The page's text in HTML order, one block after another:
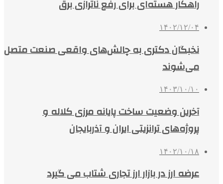
راهکار هسته‌ای برای رفع ناترازی برق
۱۴۰۲/۱۲/۰۴
نخبگان دکتری به چالش‌های واقعی صنعت متصل
می‌شوند
۱۴۰۳/۱۰/۱۰
آخرین وضعیت ساخت پایانه مرزی کلاله و
پروژه‌های ترانزیتی ایران و آذربایجان
۱۴۰۲/۱۰/۱۸
عرضه ارز در بازار ارز تجاری شتاب می‌ گیرد